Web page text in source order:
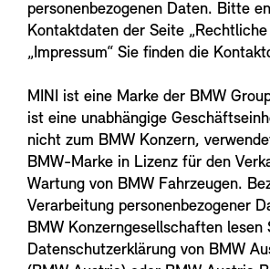
personenbezogenen Daten. Bitte
Kontaktdaten der Seite
„Impressum“ Sie finden die
MINI ist eine Marke der BMW
ist eine unabhängige
nicht zum BMW Konzern,
BMW-Marke in Lizenz für den
Wartung von BMW Fahrzeugen.
Verarbeitung personenbezogener
BMW Konzerngesellschaften lesen
Datenschutzerklärung von BMW